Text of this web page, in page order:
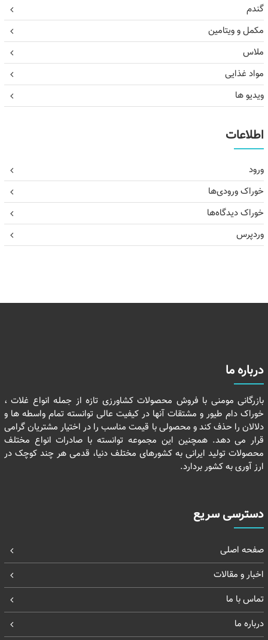
گندم
مکمل و ویتامین
ملاس
مواد غذایی
ویدیو ها
اطلاعات
ورود
خوراک ورودی‌ها
خوراک دیدگاه‌ها
وردپرس
درباره ما
بازرگانی مومنی با فروش محصولات کشاورزی تازه از جمله انواع غلات ،
خوراک دام طیور و مشتقات آنها در کیفیت عالی توانسته تمام واسطه ها و
دلالان را حذف کند و محصولی با قیمت مناسب را در اختیار مشتریان گرامی
قرار می دهد. همچنین این مجموعه توانسته با صادرات انواع مختلف
محصولات تولید ایرانی به کشورهای مختلف دنیا، قدمی هر چند کوچک در
ارز آوری به کشور بردارد.
دسترسی سریع
صفحه اصلی
اخبار و مقالات
تماس با ما
درباره ما